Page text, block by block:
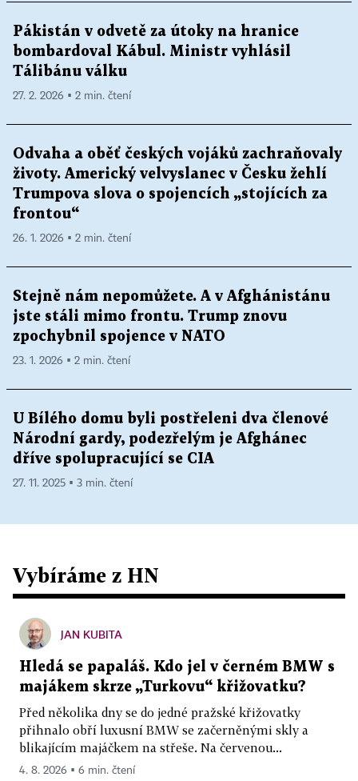
Pákistán v odvetě za útoky na hranice
bombardoval Kábul. Ministr vyhlásil
Tálibánu válku
27. 2. 2026 ▪ 2 min. čtení
Odvaha a oběť českých vojáků zachraňovaly
životy. Americký velvyslanec v Česku žehlí
Trumpova slova o spojencích „stojících za
frontou“
26. 1. 2026 ▪ 2 min. čtení
Stejně nám nepomůžete. A v Afghánistánu
jste stáli mimo frontu. Trump znovu
zpochybnil spojence v NATO
23. 1. 2026 ▪ 2 min. čtení
U Bílého domu byli postřeleni dva členové
Národní gardy, podezřelým je Afghánec
dříve spolupracující se CIA
27. 11. 2025 ▪ 3 min. čtení
Vybíráme z HN
JAN KUBITA
Hledá se papaláš. Kdo jel v černém BMW s
majákem skrze „Turkovu“ křižovatku?
Před několika dny se do jedné pražské křižovatky
přihnalo obří luxusní BMW se začerněnými skly a
blikajícím majáčkem na střeše. Na červenou...
4. 8. 2026 ▪ 6 min. čtení